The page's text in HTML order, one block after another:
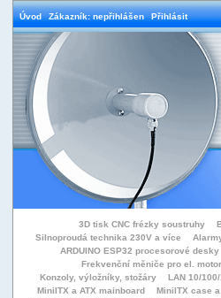
Úvod Zákazník: nepřihlášen Přihlásit
3D tisk CNC frézky soustruhy
Silnoproudá technika 230V a více
ARDUINO ESP32 procesorové desky
Frekvenční měniče pro el.
Konzoly, výložníky, stožáry
LAN 10/
MiniITX a ATX mainboard
MiniITX case